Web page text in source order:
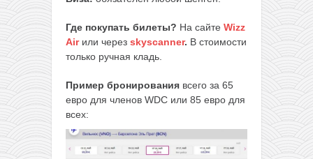
Где покупать билеты? На сайте Wizz
Airили через skyscanner. В стоимости
только ручная кладь.
Пример бронирования всего за 65
евро для членов WDC или 85 евро для
всех: